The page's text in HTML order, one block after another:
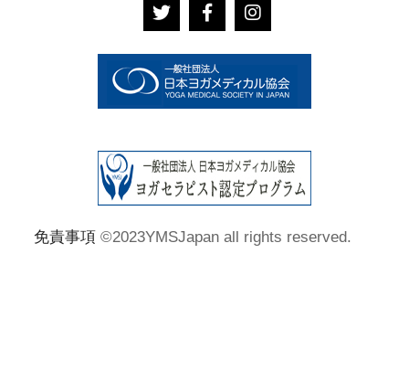
免責事項 ©2023YMSJapan all rights reserved.